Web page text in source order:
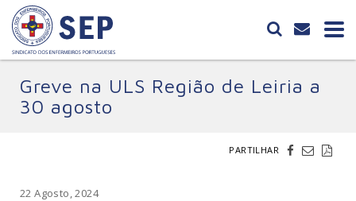
Greve na ULS Região de Leiria a
30 agosto
PARTILHAR
22 Agosto, 2024